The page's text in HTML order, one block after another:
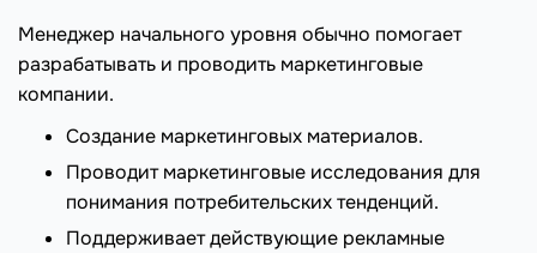
Менеджер начального уровня обычно помогает
разрабатывать и проводить маркетинговые
компании.
Создание маркетинговых материалов.
Проводит маркетинговые исследования для
понимания потребительских тенденций.
Поддерживает действующие рекламные